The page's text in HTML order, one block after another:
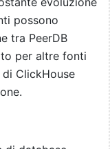
possono
tra PeerDB
per altre fonti
di ClickHouse